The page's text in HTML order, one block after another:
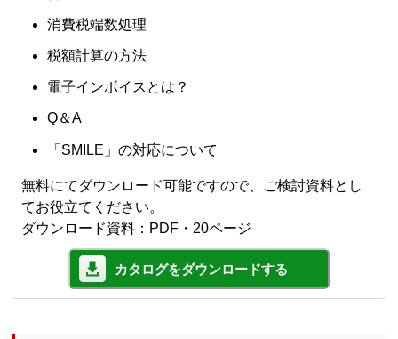
消費税端数処理
税額計算の方法
電子インボイスとは？
Q＆A
「SMILE」の対応について
無料にてダウンロード可能ですので、ご検討資料とし
てお役立てください。
ダウンロード資料：PDF・20ページ
カタログをダウンロードする